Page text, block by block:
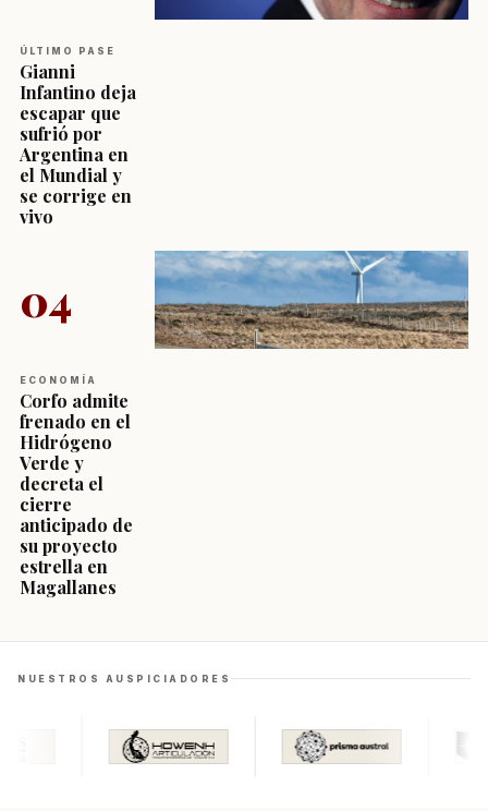
ÚLTIMO PASE
Gianni
Infantino deja
escapar que
sufrió por
Argentina en
el Mundial y
se corrige en
vivo
04
ECONOMÍA
Corfo admite
frenado en el
Hidrógeno
Verde y
decreta el
cierre
anticipado de
su proyecto
estrella en
Magallanes
NUESTROS AUSPICIADORES